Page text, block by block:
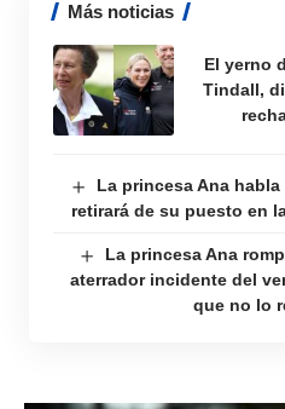
Más noticias
El yerno
Tindall,
La princesa Ana
retirará de su puesto en
La princesa Ana
aterrador incidente del
que no lo